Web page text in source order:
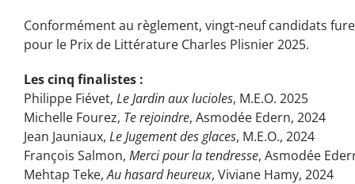
Conformément au règlement, vingt-neuf candidats
pour le Prix de Littérature Charles Plisnier 2025.
Les cinq finalistes :
Philippe Fiévet, Le Jardin aux lucioles, M.E.O. 2025
Michelle Fourez, Te rejoindre, Asmodée Edern, 2024
Jean Jauniaux, Le Jugement des glaces, M.E.O., 2024
François Salmon, Merci pour la tendresse, Asmodée
Mehtap Teke,Au hasard heureux, Viviane Hamy, 2024